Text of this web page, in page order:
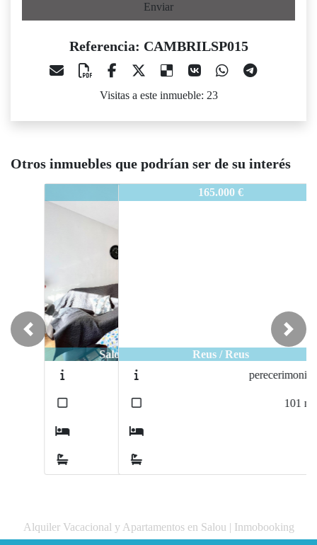
Enviar
Referencia: CAMBRILSP015
Visitas a este inmueble: 23
Otros inmuebles que podrían ser de su interés
perecerimonios
Previous Next
Alquiler Vacacional y Apartamentos en Salou | Inmobooking